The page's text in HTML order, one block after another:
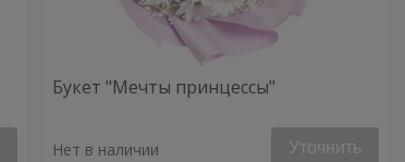
Букет "Мечты принцессы"
Нет в наличии Уточнить